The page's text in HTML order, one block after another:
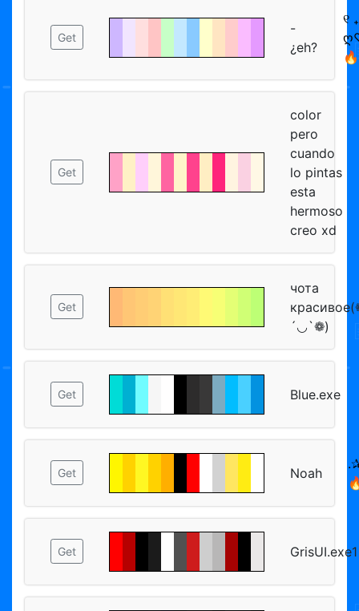
Get
-
¿eh?
୧
Get
color
pero
cuando
lo pintas
esta
hermoso
creo xd
Get
чота
´◡`❁)
Get Blue.exe
Get Noah
Get GrisUI.exe1